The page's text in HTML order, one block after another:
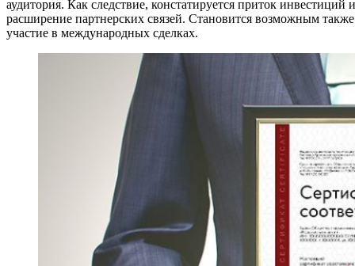
аудитория. Как следствие, констатируется приток инвестиций и
расширение партнерских связей. Становится возможным также
участие в международных сделках.